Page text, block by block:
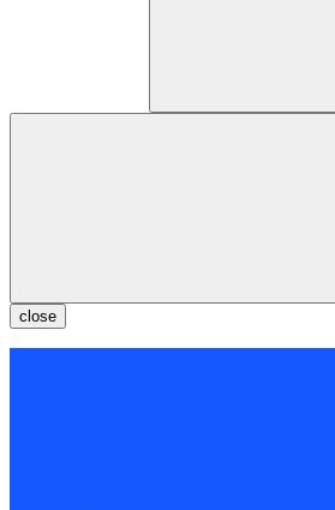
close